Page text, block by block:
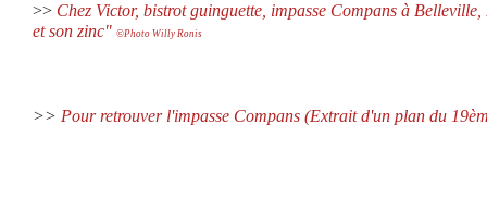
>> Chez Victor, bistrot guinguette, impasse Compans à
et son zinc" ©Photo Willy Ronis
>> Pour retrouver l'impasse Compans (Extrait d'un plan du